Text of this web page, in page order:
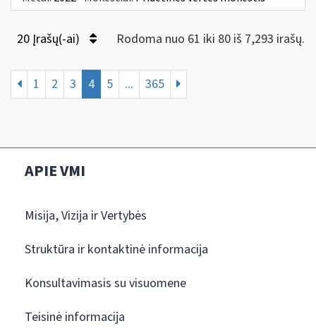
20 Įrašų(-ai) Rodoma nuo 61 iki 80 iš 7,293 irašų.
1 2 3 4 5 ... 365
APIE VMI
Misija, Vizija ir Vertybės
Struktūra ir kontaktinė informacija
Konsultavimasis su visuomene
Teisinė informacija